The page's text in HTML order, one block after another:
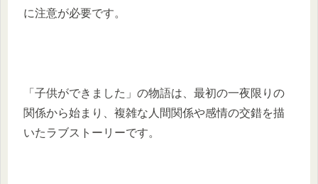
に注意が必要です。
「子供ができました」の物語は、最初の一夜限りの
関係から始まり、複雑な人間関係や感情の交錯を描
いたラブストーリーです。